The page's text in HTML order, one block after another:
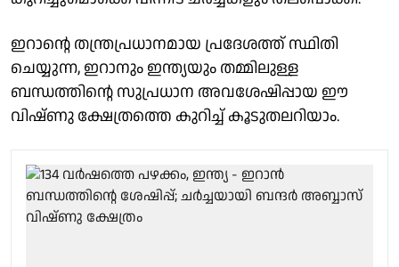
ഇറാന്റെ തന്ത്രപ്രധാനമായ പ്രദേശത്ത് സ്ഥിതി
ചെയ്യുന്ന, ഇറാനും ഇന്ത്യയും തമ്മിലുള്ള
ബന്ധത്തിന്റെ സുപ്രധാന അവശേഷിപ്പായ ഈ
വിഷ്ണു ക്ഷേത്രത്തെ കുറിച്ച് കൂടുതലറിയാം.